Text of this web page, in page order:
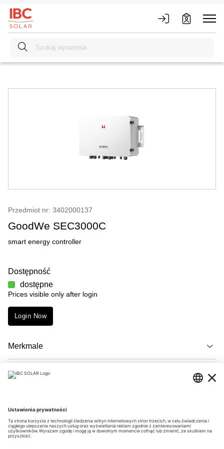
Przedmiot nr: 3402000137
GoodWe SEC3000C
smart energy controller
Dostępność
dostępne
Prices visible only after login
Login Now
Merkmale
Opis
Downloads